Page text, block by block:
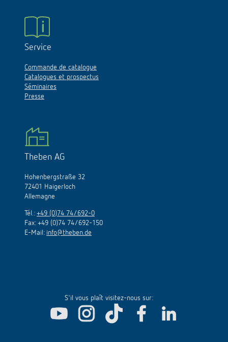
Service
Commande de catalogue
Catalogues et prospectus
Séminaires
Presse
Theben AG
Hohenbergstraße 32
72401 Haigerloch
Allemagne
Tél.: +49 (0)74 74/692-0
Fax: +49 (0)74 74/692-150
E-Mail: info@theben.de
S'il vous plaît visitez-nous sur: